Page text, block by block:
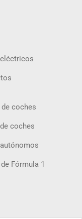
de coches
coches
Fórmula 1